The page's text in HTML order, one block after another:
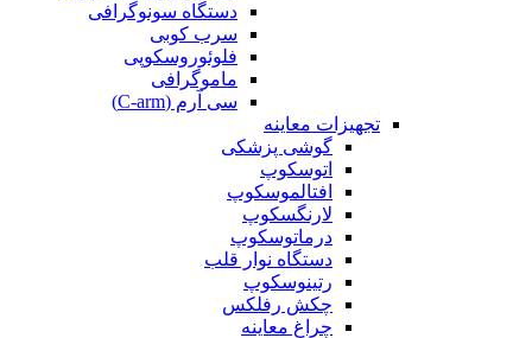
دستگاه سونوگرافی
سرب کوبی
فلوئوروسکوپی
ماموگرافی
سی آرم (C-arm)
تجهیزات معاینه
گوشی پزشکی
اتوسکوپ
افتالموسکوپ
لارنگسکوپ
درماتوسکوپ
دستگاه نوار قلب
رتینوسکوپ
چکش رفلکس
چراغ معاینه